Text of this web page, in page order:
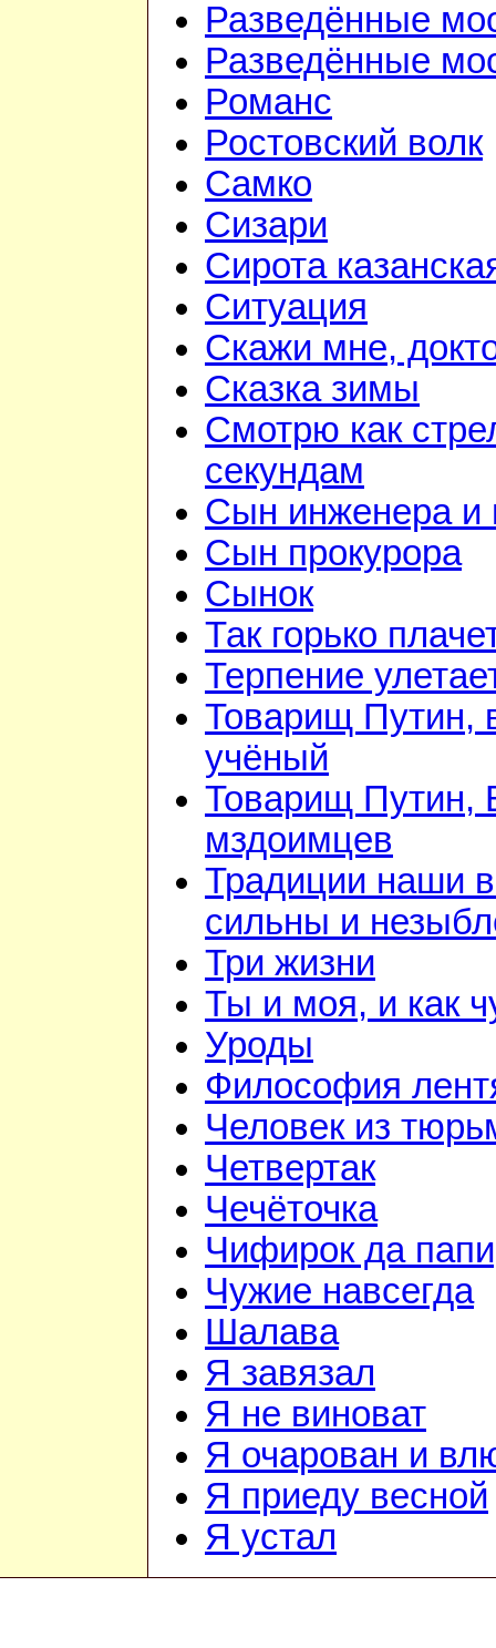
Разведённые
Разведённые
Романс
Ростовский волк
Самко
Сизари
Сирота
Ситуация
Скажи мне,
Сказка зимы
Смотрю как
секундам
Сын инженера и
Сын прокурора
Сынок
Так горько
Терпение
Товарищ Путин,
учёный
Товарищ Путин,
мздоимцев
Традиции наши
сильны и
Три жизни
Ты и моя, и как
Уроды
Философия
Человек из
Четвертак
Чечёточка
Чифирок да
Чужие навсегда
Шалава
Я завязал
Я не виноват
Я очарован и
Я приеду весной
Я устал